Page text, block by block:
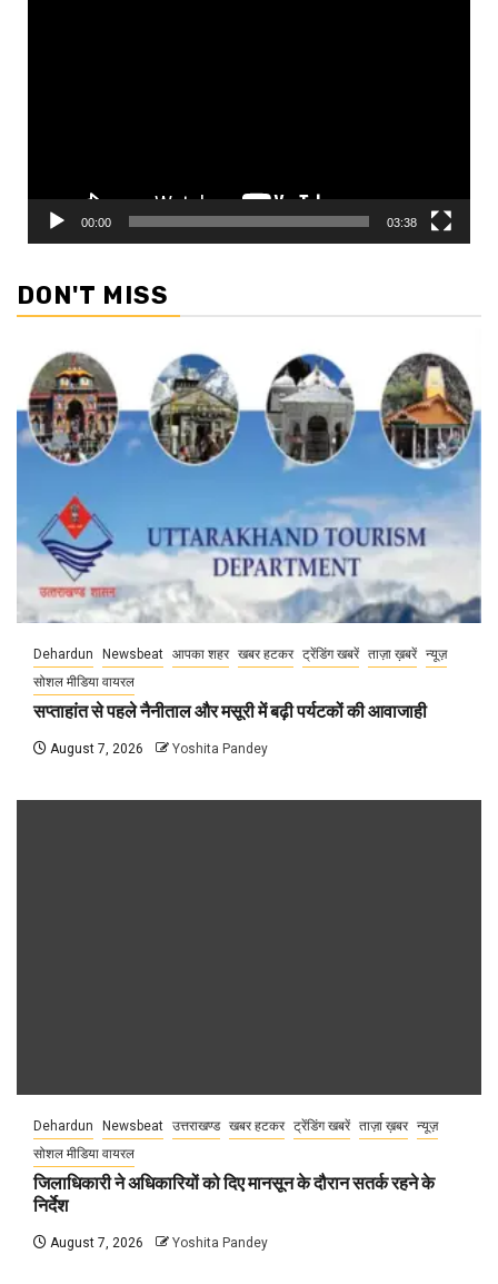
00:00 03:38
DON'T MISS
Dehardun Newsbeat आपका शहर खबर हटकर ट्रेंडिंग खबरें ताज़ा ख़बरें न्यूज़
सोशल मीडिया वायरल
सप्ताहांत से पहले नैनीताल और मसूरी में बढ़ी पर्यटकों की आवाजाही
August 7, 2026 Yoshita Pandey
Dehardun Newsbeat उत्तराखण्ड खबर हटकर ट्रेंडिंग खबरें ताज़ा ख़बर न्यूज़
सोशल मीडिया वायरल
जिलाधिकारी ने अधिकारियों को दिए मानसून के दौरान सतर्क रहने के
निर्देश
August 7, 2026 Yoshita Pandey